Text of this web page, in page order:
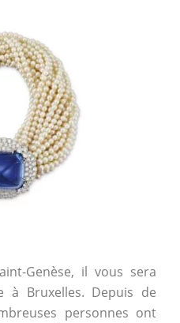
Genèse, il vous sera
à Bruxelles. Depuis de
personnes ont